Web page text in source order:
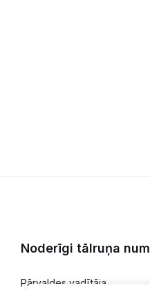
Noderīgi tālruņa
Pārvaldes vadītāja